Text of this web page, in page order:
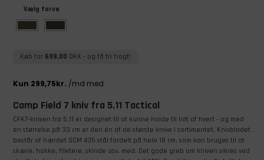
Vælg farve
Køb for 699,00 DKK - og få fri fragt!
Camp Field 7 kniv fra 5.11 Tactical
CFK7-kniven fra 5.11 er designet til at kunne holde til lidt af hvert - og med
en størrelse på 33 cm er den én af de største knive i sortimentet. Knivbladet
består af hærdet SCM 435 stål fordelt på hele 18 cm, som kan bruges til at
skære, hakke, filetere, skinde osv. med. Det gode greb om kniven sikres ved